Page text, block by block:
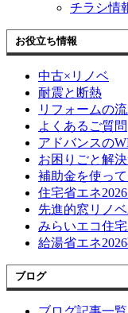
チラシ情
お役立ち情報
中古×リノベ
耐震と断熱
リフォームの
よくあるご質問
アドバンスの
お困りごと解
補助金を使っ
住宅省エネ
先進的窓リノ
みらいエコ住
給湯省エネ
ブログ